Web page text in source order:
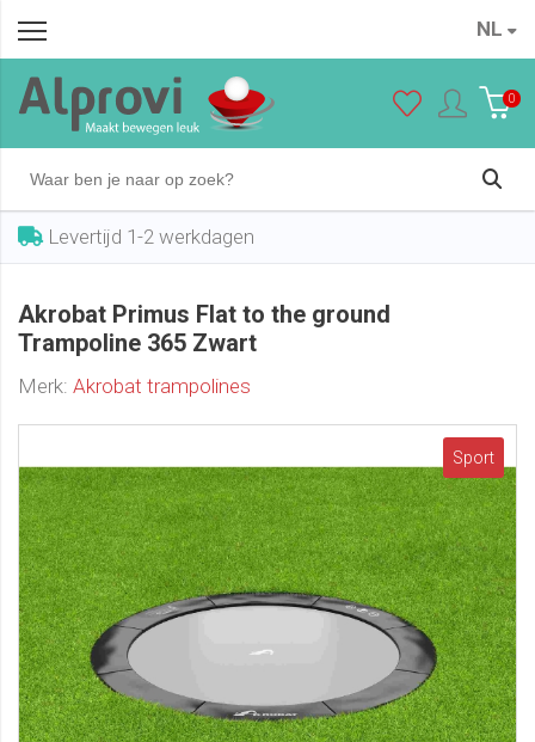
NL
0
Levertijd 1-2 werkdagen
Akrobat Primus Flat to the ground
Trampoline 365 Zwart
Merk: Akrobat trampolines
Sport
€ 1.199,00